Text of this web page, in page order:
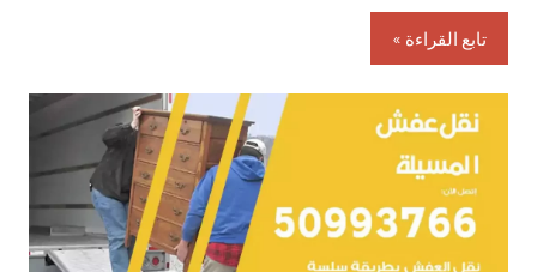
تابع القراءة